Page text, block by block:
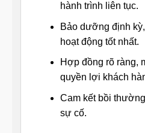
hành trình liên tục.
Bảo dưỡng định
hoạt động tốt nhất.
Hợp đồng rõ ràng,
quyền lợi khách
Cam kết bồi
sự cố.